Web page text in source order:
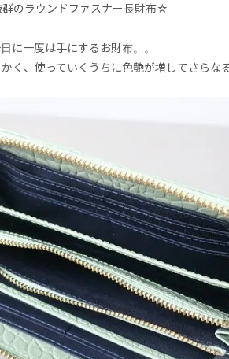
のラウンドファスナー長財布☆
に一度は手にするお財布。。
く、使っていくうちに色艶が増してさらな